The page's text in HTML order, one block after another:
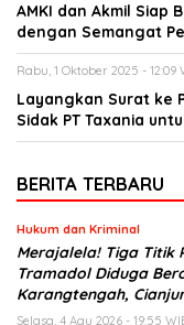
AMKI dan Akmil Siap
dengan Semangat
Rabu, 1 Oktober 2025 - 12:09
Layangkan Surat ke
Sidak PT Taxania
BERITA TERBARU
Hukum dan Kriminal
Merajalela! Tiga Titik
Tramadol Diduga
Karangtengah, Cianjur
Selasa, 4 Agu 2026 - 19:55